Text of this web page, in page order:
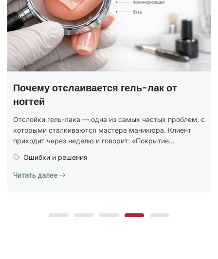
проблем, с
ГОСТ на маникюр Р 72319-2025
Ногтевой сервис. Карты типовых
процессов. Общие...
Юридическая грамотность